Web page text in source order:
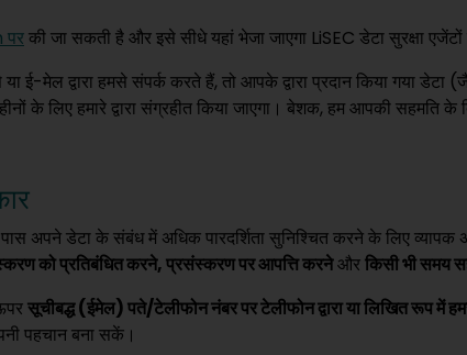
की जा सकती है और इसे सीधे यहां भेजा जाएगा LiSEC डेटा सुरक्षा एजेंटों
या ई-मेल द्वारा हमसे संपर्क करते हैं, तो आपके द्वारा प्रदान किया गया
के लिए हमारे द्वारा संग्रहीत किया जाएगा। बेशक, हम आपकी सहमति के
अपने डेटा के संबंध में अधिक पारदर्शिता सुनिश्चित करने के लिए
को प्रतिबंधित करने, प्रसंस्करण पर आपत्ति करनेऔरकिसी भी समय
सूचीबद्ध (ईमेल) पते/टेलीफोन नंबर पर टेलीफोन द्वारा या लिखित रूप में
पहचान बना सकें।